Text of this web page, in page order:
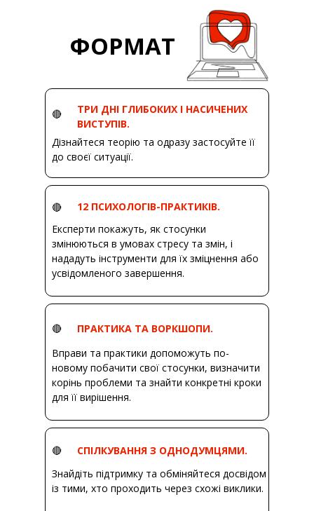
Дізнайтеся теорію та одразу застосуйте її
до своєї ситуації.
ТРИ ДНІ ГЛИБОКИХ І НАСИЧЕНИХ
ВИСТУПІВ.
Експерти покажуть, як стосунки
змінюються в умовах стресу та змін, і
нададуть інструменти для їх зміцнення або
усвідомленого завершення.
12 ПСИХОЛОГІВ-ПРАКТИКІВ.
Вправи та практики допоможуть по-
новому побачити свої стосунки, визначити
корінь проблеми та знайти конкретні кроки
для її вирішення.
ПРАКТИКА ТА ВОРКШОПИ.
Знайдіть підтримку та обміняйтеся досвідом
із тими, хто проходить через схожі виклики.
СПІЛКУВАННЯ З ОДНОДУМЦЯМИ.
ФОРМАТ
🔴
🔴
🔴
🔴